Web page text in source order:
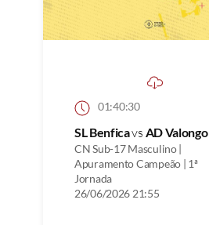
01:40:30
SL Benficavs AD Valongo
CN Sub-17 Masculino |
Apuramento Campeão | 1ª
Jornada
26/06/2026 21:55